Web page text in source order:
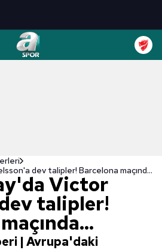
Galatasaray'da Victor Nelsson'a dev talipler! Barcelona maçında...
Victor
talipler!
| Avrupa'daki